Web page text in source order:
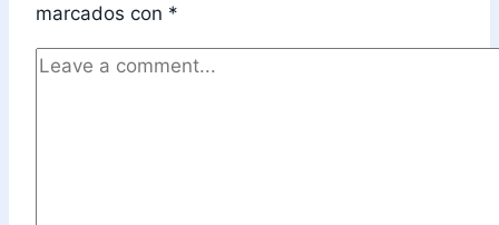
marcados con *